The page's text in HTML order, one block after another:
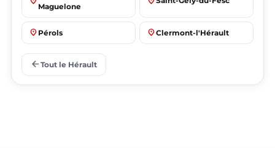
Maguelone
place Pérols place Clermont-l'Hérault
place
arrow_back Tout le Hérault